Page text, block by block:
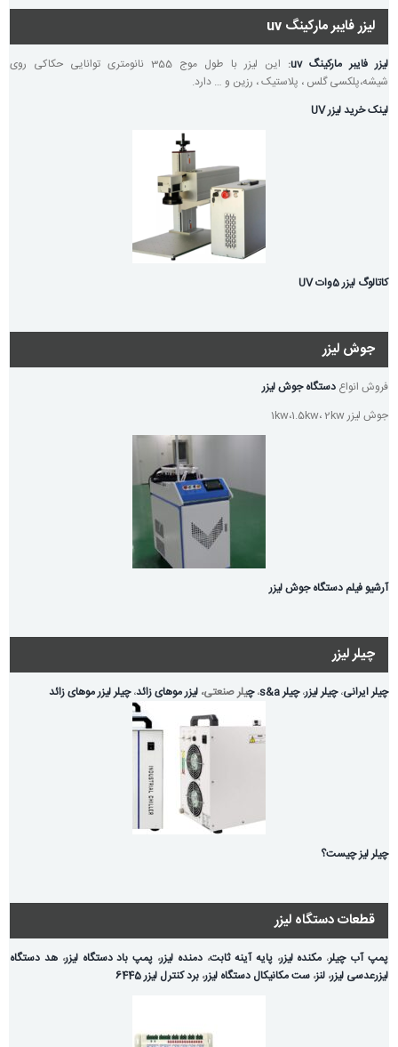
لیزر فایبر مارکینگ uv
لیزر فایبر مارکینگ uv :
این لیزر با طول موج 355 نانومتری توانایی حکاکی روی
شیشه،پلکسی گلس ، پلاستیک ، رزین و … دارد.
لینک خرید لیزر UV
کاتالوگ لیزر 5وات UV
جوش لیزر
فروش انواع دستگاه جوش لیزر
جوش لیزر 1kw،1.5kw، 2kw
آرشیو فیلم دستگاه جوش لیزر
چیلر لیزر
چیلر ایرانی،چیلر لیزر،چیلر s&a ،چیلر صنعتی، لیزر موهای زائد،چیلر لیزر موهای زائد
چیلر لیز چیست؟
قطعات دستگاه لیزر
پمپ آب چیلر، مکنده لیزر،پایه آینه ثابت، دمنده لیزر، پمپ باد دستگاه لیزر،هد دستگاه
لیزرعدسی لیزر، لنز، ست مکانیکال دستگاه لیزر، برد کنترل لیزر 6445